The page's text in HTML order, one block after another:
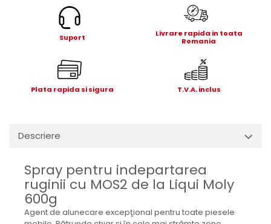
Bolturi, role si bucse
Cilindri si burdufe
Pompe si motoare electrice
Electrice
Mecanica
Electropompa si motoare
electrice
Burdufuri si cilindri hidraulici
Suport
Livrare rapida in toata
Romania
Plata rapida si sigura T.V.A. inclus
Descriere
Spray pentru indepartarea
ruginii cu MOS2 de la Liqui Moly
600g
Agent de alunecare excepţional pentru toate piesele